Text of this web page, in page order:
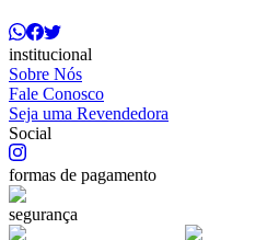
institucional
Sobre Nós
Fale Conosco
Seja uma Revendedora
Social
formas de pagamento
segurança